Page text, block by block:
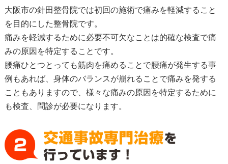
大阪市の針田整骨院では初回の施術で痛みを軽減すること
を目的にした整骨院です。
痛みを軽減するために必要不可欠なことは的確な検査で痛
みの原因を特定することです。
腰痛ひとつとっても筋肉を痛めることで腰痛が発生する事
例もあれば、身体のバランスが崩れることで痛みを発する
こともありますので、様々な痛みの原因を特定するために
も検査、問診が必要になります。